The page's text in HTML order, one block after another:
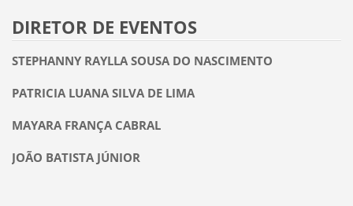
DIRETOR DE EVENTOS
STEPHANNY RAYLLA SOUSA DO NASCIMENTO
PATRICIA LUANA SILVA DE LIMA
MAYARA FRANÇA CABRAL
JOÃO BATISTA JÚNIOR